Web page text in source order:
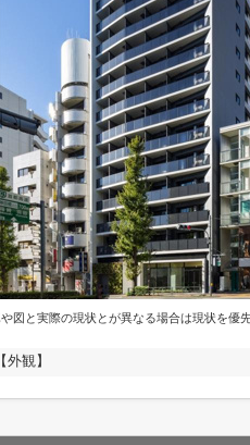
図と実際の現状とが異なる場合は現状を優
【外観】